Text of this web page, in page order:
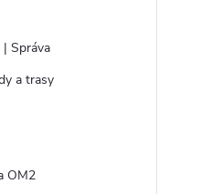
| Správa
a trasy
OM2